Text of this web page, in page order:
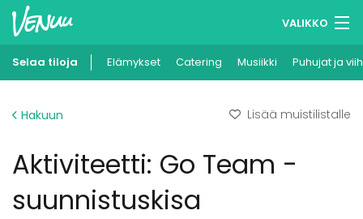
VALIKKO
Muistilistasi
Ilmoita kohteesi
Selaa tiloja Elämykset Catering Musiikki Puhujat ja
Hakuun Lisää muistilistalle
Aktiviteetti: Go Team -
suunnistuskisa